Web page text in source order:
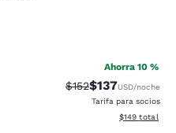
estrellas. Excelente. 386 reseñas
Ahorra 10 %
Precio tachado:
$152Precio con
$137USD/noche
Tarifa para socios
Ver detalles
$149 total